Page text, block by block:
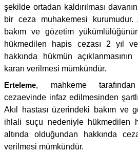
şekilde ortadan kaldırılması
bir ceza muhakemesi kurumudur.
bakım ve gözetim
hükmedilen hapis cezası 2 yıl
hakkında hükmün
kararı verilmesi mümkündür.
Erteleme, mahkeme
cezaevinde infaz edilmesinden
Akıl hastası üzerindeki bakım ve
ihlali suçu nedeniyle hükmedilen
altında olduğundan hakkında
verilmesi mümkündür.